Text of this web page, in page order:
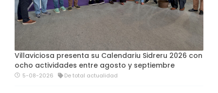
Villaviciosa presenta su Calendariu Sidreru 2026 con
ocho actividades entre agosto y septiembre
5-08-2026 De total actualidad